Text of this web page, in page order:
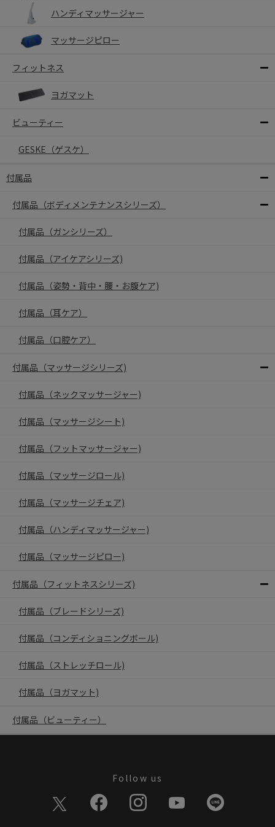
ハンディマッサージャー
マッサージピロー
フィットネス
ヨガマット
ビューティー
GESKE（ゲスケ）
付属品
付属品（ボディメンテナンスシリーズ）
付属品（ガンシリーズ）
付属品（アイケアシリーズ)
付属品（姿勢・背中・腰・お腹ケア)
付属品（耳ケア）
付属品（口腔ケア）
付属品（マッサージシリーズ)
付属品（ネックマッサージャー)
付属品（マッサージシート)
付属品（フットマッサージャー)
付属品（マッサージロール)
付属品（マッサージチェア)
付属品（ハンディマッサージャー)
付属品（マッサージピロー)
付属品（フィットネスシリーズ)
付属品（ブレードシリーズ)
付属品（コンディショニングボール)
付属品（ストレッチロール)
付属品（ヨガマット)
付属品（ビューティー）
Follow us